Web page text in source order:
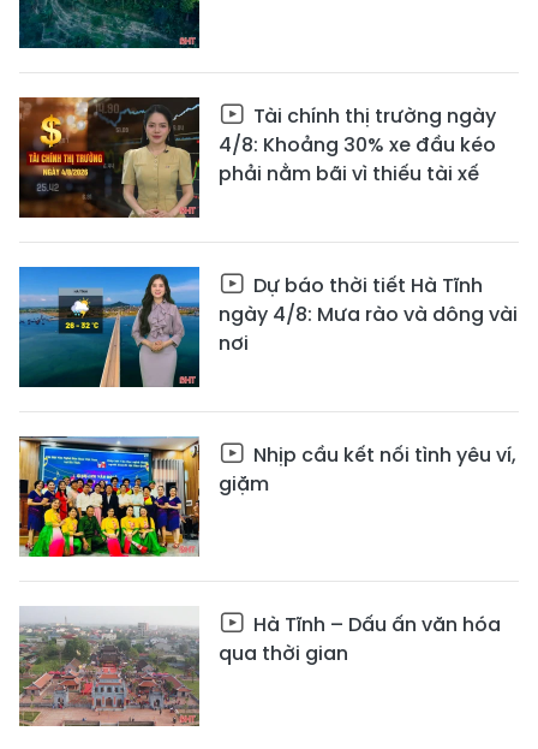
Tài chính thị trường ngày
4/8: Khoảng 30% xe đầu kéo
phải nằm bãi vì thiếu tài xế
Dự báo thời tiết Hà Tĩnh
ngày 4/8: Mưa rào và dông vài
nơi
Nhịp cầu kết nối tình yêu ví,
giặm
Hà Tĩnh – Dấu ấn văn hóa
qua thời gian